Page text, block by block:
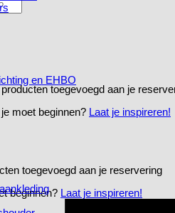
toegevoegd aan je
moet beginnen? Laat je inspireren!
toegevoegd aan je reservering
beginnen? Laat je inspireren!
en EHBO